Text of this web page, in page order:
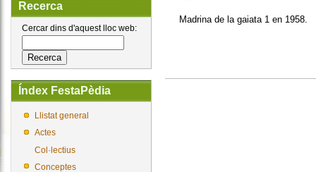
Recerca
Cercar dins d'aquest lloc web:
Índex FestaPèdia
Llistat general
Actes
Col·lectius
Conceptes
Madrina de la gaiata 1 en 1958.